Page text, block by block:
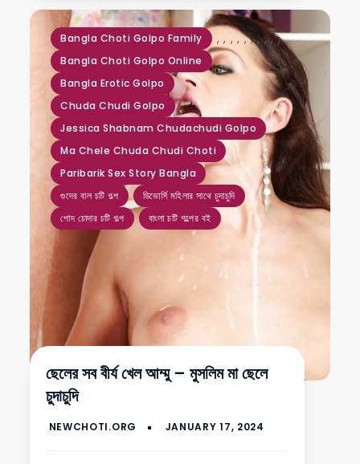
Bangla Choti Golpo Family ,
Bangla Choti Golpo Online
,
Bangla Erotic Golpo
,
Chuda Chudi Golpo
,
Jessica Shabnam Chudachudi Golpo
,
Ma Chele Chuda Chudi Choti
,
Paribarik Sex Story Bangla
,
গুদের বাল চটি গল্প
,
ডিভোর্সি মহিলার সাথে চুদাচুদি
,
পোদ চোদার চটি গল্প
,
বাংলা চটি গল্পের বই
ছেলের সব বীর্য খেল আম্মু – মুসলিম মা ছেলে
চুদাচুদি